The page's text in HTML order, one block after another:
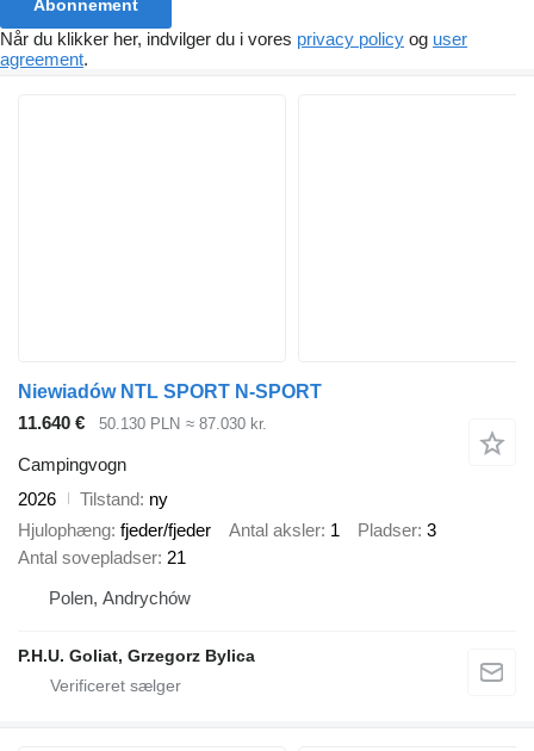
Abonnement
Når du klikker her, indvilger du i vores privacy policy og user
agreement.
Niewiadów NTL SPORT N-SPORT
11.640 €
50.130 PLN ≈ 87.030 kr.
Campingvogn
2026
Tilstand ny
Hjulophæng fjeder/fjeder Antal aksler 1 Pladser 3
Antal sovepladser 21
Polen, Andrychów
P.H.U. Goliat, Grzegorz Bylica